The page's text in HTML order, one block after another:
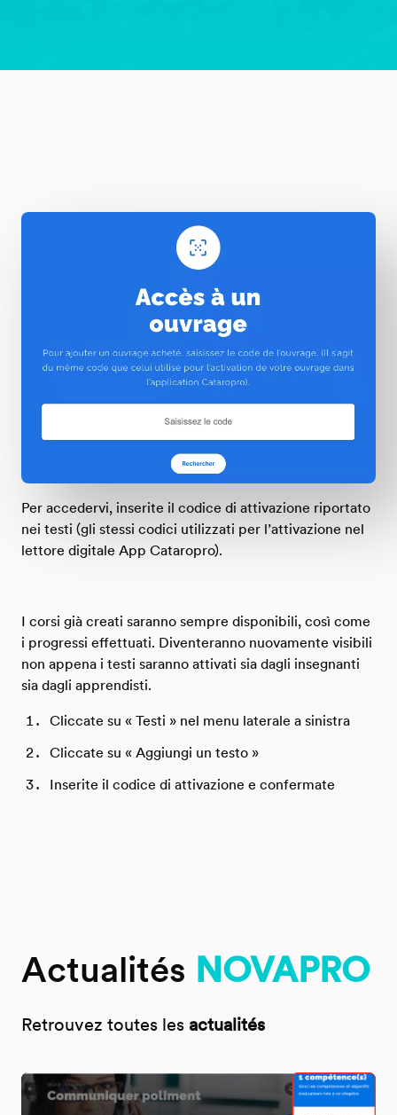
Per accedervi, inserite il codice di attivazione riportato
nei testi (gli stessi codici utilizzati per l’attivazione nel
lettore digitale App Cataropro).
I corsi già creati saranno sempre disponibili, così come
i progressi effettuati. Diventeranno nuovamente visibili
non appena i testi saranno attivati sia dagli insegnanti
sia dagli apprendisti.
Cliccate su « Testi » nel menu laterale a sinistra
Cliccate su « Aggiungi un testo »
Inserite il codice di attivazione e confermate
Actualités NOVAPRO
Retrouvez toutes les actualités